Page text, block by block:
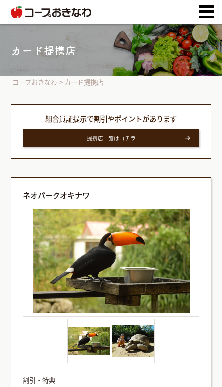
カード提携店
コープおきなわ > カード提携店
組合員証提示で割引やポイントがあります
提携店一覧はコチラ
ネオパークオキナワ
割引・特典